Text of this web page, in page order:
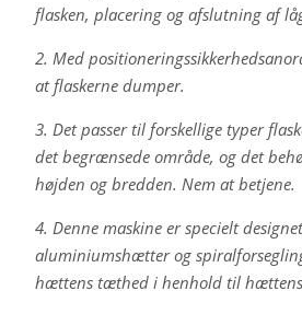
flasken, placering og afslutning af
2. Med
at flaskerne dumper.
3. Det passer til forskellige typer
det begrænsede område, og det
højden og bredden. Nem at betjene.
4. Denne maskine er specielt
aluminiumshætter og
hættens tæthed i henhold til